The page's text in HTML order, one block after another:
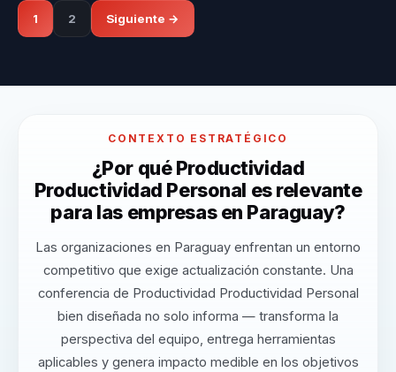
1 2 Siguiente →
CONTEXTO ESTRATÉGICO
¿Por qué Productividad
Productividad Personal es relevante
para las empresas en Paraguay?
Las organizaciones en Paraguay enfrentan un entorno
competitivo que exige actualización constante. Una
conferencia de Productividad Productividad Personal
bien diseñada no solo informa — transforma la
perspectiva del equipo, entrega herramientas
aplicables y genera impacto medible en los objetivos